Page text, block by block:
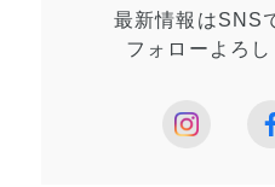
最新情報はSNS
フォローよろし